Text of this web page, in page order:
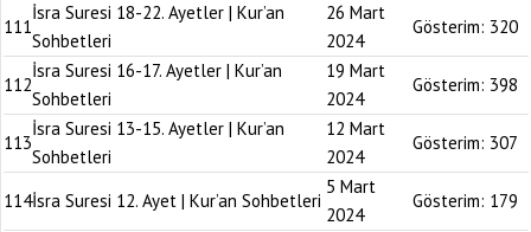
111
İsra Suresi 18-22. Ayetler | Kur’an
Sohbetleri
26 Mart
2024
Gösterim: 320
112
İsra Suresi 16-17. Ayetler | Kur’an
Sohbetleri
19 Mart
2024
Gösterim: 398
113
İsra Suresi 13-15. Ayetler | Kur’an
Sohbetleri
12 Mart
2024
Gösterim: 307
114İsra Suresi 12. Ayet | Kur’an Sohbetleri
5 Mart
2024
Gösterim: 179